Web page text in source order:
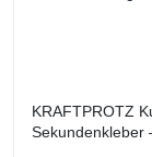
KRAFTPROTZ
Sekundenkleber